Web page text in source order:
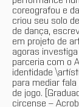
coreografou e
criou seu solo
de dança,
em projeto de
agoras
parceria com o
identidade
para mediar
de jogo.
circense –